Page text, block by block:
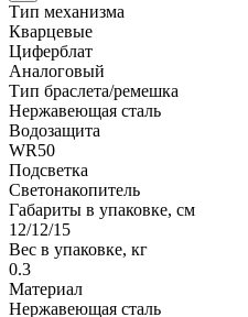
Тип механизма
Кварцевые
Циферблат
Аналоговый
Тип браслета/ремешка
Нержавеющая сталь
Водозащита
WR50
Подсветка
Светонакопитель
Габариты в упаковке, см
12/12/15
Вес в упаковке, кг
0.3
Материал
Нержавеющая сталь